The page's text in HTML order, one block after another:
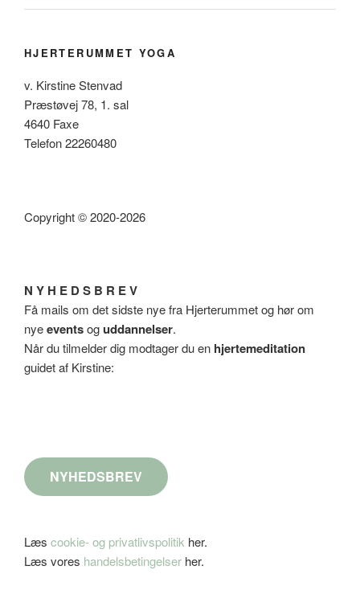
HJERTERUMMET YOGA
v. Kirstine Stenvad
Præstøvej 78, 1. sal
4640 Faxe
Telefon 22260480
Copyright © 2020-2026
N Y H E D S B R E V
Få mails om det sidste nye fra Hjerterummet og hør om
nyeeventsoguddannelser.
Når du tilmelder dig modtager du en hjertemeditation
guidet af Kirstine:
NYHEDSBREV
Læs cookie- og privatlivspolitik her.
Læs vores handelsbetingelser her.